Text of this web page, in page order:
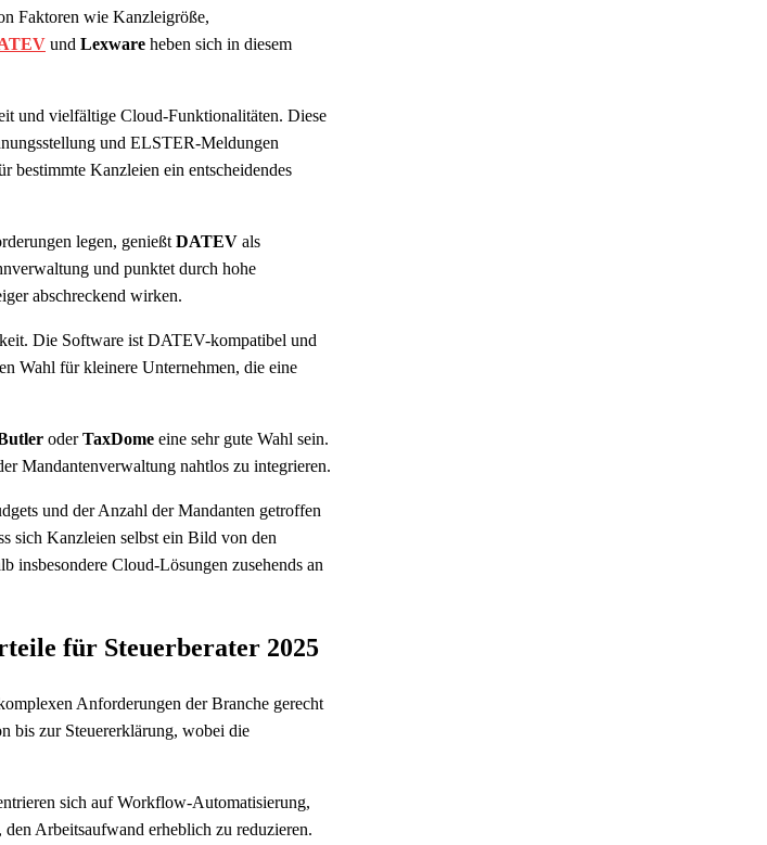
Faktoren wie Kanzleigröße,
und Lexware heben sich in diesem
und vielfältige Cloud-Funktionalitäten. Diese
und ELSTER-Meldungen
bestimmte Kanzleien ein entscheidendes
legen, genießt DATEV als
und punktet durch hohe
abschreckend wirken.
Die Software ist DATEV-kompatibel und
Wahl für kleinere Unternehmen, die eine
oderTaxDome eine sehr gute Wahl sein.
Mandantenverwaltung nahtlos zu integrieren.
und der Anzahl der Mandanten getroffen
sich Kanzleien selbst ein Bild von den
insbesondere Cloud-Lösungen zusehends an
für Steuerberater 2025
Anforderungen der Branche gerecht
bis zur Steuererklärung, wobei die
sich auf Workflow-Automatisierung,
Arbeitsaufwand erheblich zu reduzieren.